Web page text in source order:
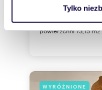
korzystasz z naszej
Tylko
KUPUJĄCY NIE
sprzedaży
powierzchni 73,15
WYRÓŻNIONE